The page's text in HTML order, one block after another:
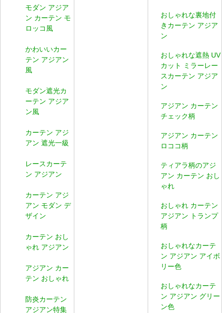
モダン アジア
ン カーテン モ
ロッコ風
かわいいカー
テン アジアン
風
モダン遮光カ
ーテン アジア
ン風
カーテン アジ
アン 遮光一級
レースカーテ
ン アジアン
カーテン アジ
アン モダン デ
ザイン
カーテン おし
ゃれ アジアン
アジアン カー
テン おしゃれ
防炎カーテン
アジアン特集
おしゃれな裏地付
きカーテン アジア
ン
おしゃれな遮熱 UV
カット ミラーレー
スカーテン アジア
ン
アジアン カーテン
チェック柄
アジアン カーテン
ロココ柄
ティアラ柄のアジ
アン カーテン おし
ゃれ
おしゃれ カーテン
アジアン トランプ
柄
おしゃれなカーテ
ン アジアン アイボ
リー色
おしゃれなカーテ
ン アジアン グリー
ン色